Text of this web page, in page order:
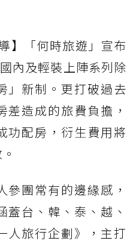
】「何時旅遊」宣布
內及輕裝上陣系列除
」新制。更打破過去
差造成的旅費負擔，
功配房，衍生費用將
參團常有的邊緣感，
蓋台、韓、泰、越、
人旅行企劃》，主打